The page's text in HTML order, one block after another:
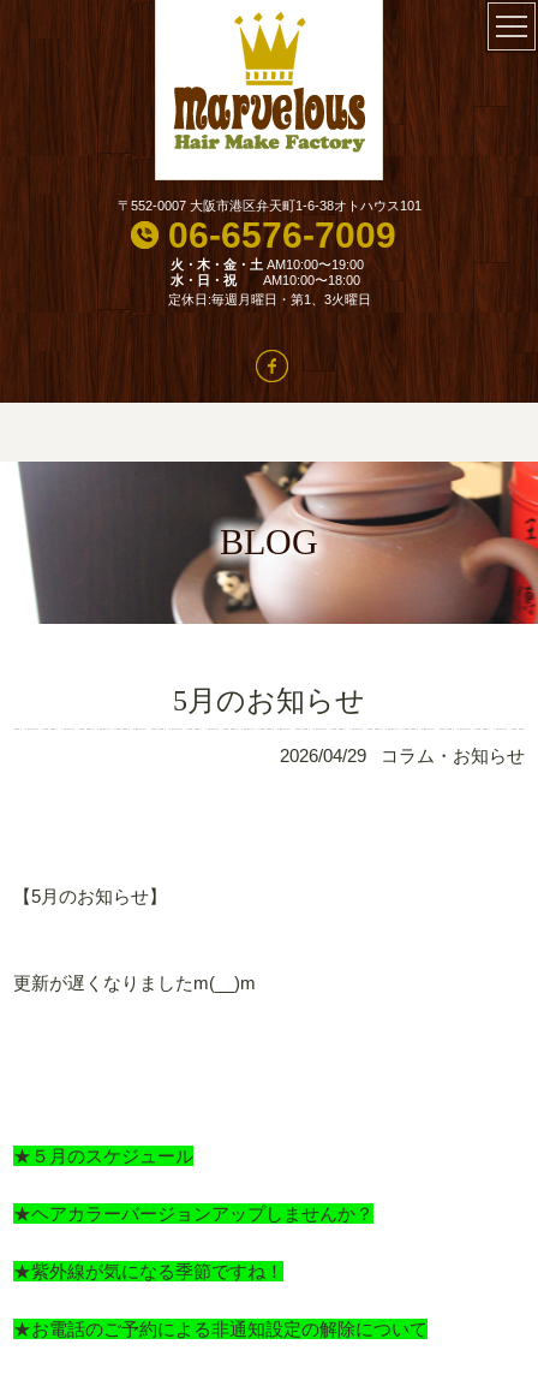
〒552-0007 大阪市港区弁天町1-6-38オトハウス101
06-6576-7009
火・木・金・土 AM10:00〜19:00
水・日・祝
AM10:00〜18:00
定休日:毎週月曜日・第1、3火曜日
BLOG
5月のお知らせ
2026/04/29 コラム・お知らせ
【5月のお知らせ】
更新が遅くなりましたm(__)m
★５月のスケジュール
★ヘアカラーバージョンアップしませんか？
★紫外線が気になる季節ですね！
★お電話のご予約による非通知設定の解除について